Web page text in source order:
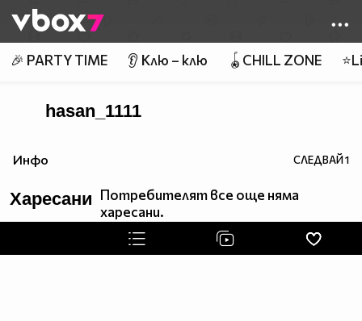
👾
🎉 PARTY TIME 👂 Клю – клю 🪀CHILL ZONE
hasan_1111
Инфо СЛЕДВАЙ1
Харесани Потребителят все още няма
харесани.